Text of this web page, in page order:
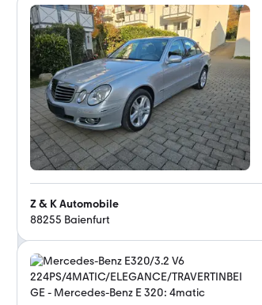
Z & K Automobile
88255 Baienfurt